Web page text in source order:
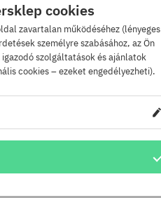
cookies
zavartalan működéséhez (lényeges
személyre szabásához, az Ön
szolgáltatások és ajánlatok
cookies – ezeket engedélyezheti).